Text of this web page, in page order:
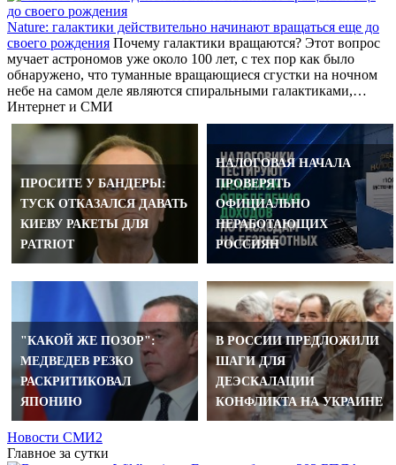
Nature: галактики действительно начинают вращаться еще до
своего рождения Почему галактики вращаются? Этот вопрос
мучает астрономов уже около 100 лет, с тех пор как было
обнаружено, что туманные вращающиеся сгустки на ночном
небе на самом деле являются спиральными галактиками,…
Интернет и СМИ
ПРОСИТЕ У БАНДЕРЫ:
ТУСК ОТКАЗАЛСЯ ДАВАТЬ
КИЕВУ РАКЕТЫ ДЛЯ
PATRIOT
НАЛОГОВАЯ НАЧАЛА
ПРОВЕРЯТЬ
ОФИЦИАЛЬНО
НЕРАБОТАЮЩИХ
РОССИЯН
"КАКОЙ ЖЕ ПОЗОР":
МЕДВЕДЕВ РЕЗКО
РАСКРИТИКОВАЛ
ЯПОНИЮ
В РОССИИ ПРЕДЛОЖИЛИ
ШАГИ ДЛЯ
ДЕЭСКАЛАЦИИ
КОНФЛИКТА НА УКРАИНЕ
Новости СМИ2
Главное за сутки